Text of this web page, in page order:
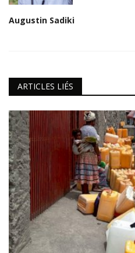
Augustin Sadiki
ARTICLES LIÉS